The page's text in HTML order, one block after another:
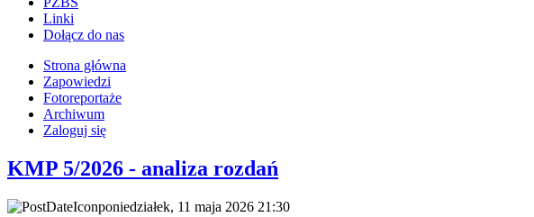
Linki
Dołącz do nas
Strona główna
Zapowiedzi
Fotoreportaże
Archiwum
Zaloguj się
KMP 5/2026 - analiza rozdań
poniedziałek, 11 maja 2026 21:30